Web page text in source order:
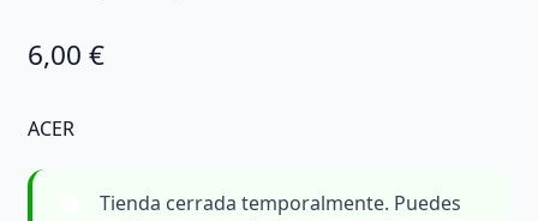
6,00 €
ACER
Tienda cerrada temporalmente. Puedes